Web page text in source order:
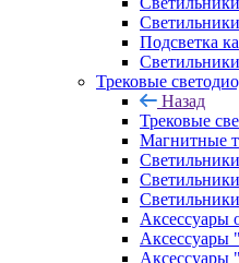
Подсветка
Трековые
Назад
Трековые
Магнитные
Аксессуары
Аксессуары
Аксессуары